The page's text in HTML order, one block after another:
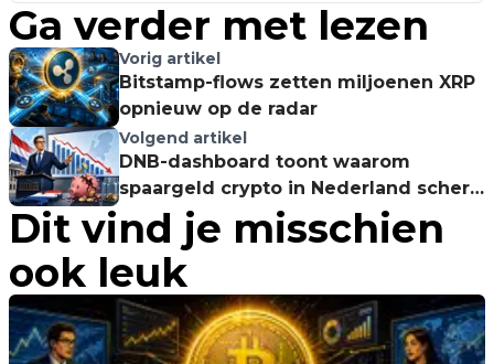
Ga verder met lezen
Vorig artikel
Bitstamp-flows zetten miljoenen XRP
opnieuw op de radar
Volgend artikel
DNB-dashboard toont waarom
spaargeld crypto in Nederland scherp
blijft afremmen
Dit vind je misschien
ook leuk